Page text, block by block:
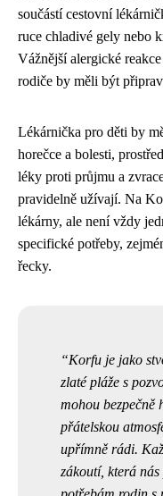
součástí cestovní
ruce chladivé gely nebo
Vážnější alergické
rodiče by měli být
Lékárnička pro děti by
horečce a bolesti,
léky proti průjmu a
pravidelně užívají. Na
lékárny, ale není vždy
specifické potřeby,
řecky.
Korfu je jako
zlaté pláže s
mohou bezpečně
přátelskou
upřímně rádi.
zákoutí, která